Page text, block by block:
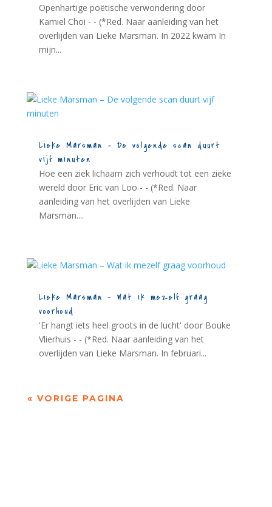
Openhartige poëtische verwondering door
Kamiel Choi - - (*Red. Naar aanleiding van het
overlijden van Lieke Marsman. In 2022 kwam In
mijn...
Lieke Marsman – De volgende scan duurt
vijf minuten
Hoe een ziek lichaam zich verhoudt tot een zieke
wereld door Eric van Loo - - (*Red. Naar
aanleiding van het overlijden van Lieke
Marsman....
Lieke Marsman – Wat ik mezelf graag
voorhoud
'Er hangt iets heel groots in de lucht' door Bouke
Vlierhuis - - (*Red. Naar aanleiding van het
overlijden van Lieke Marsman. In februari...
« VORIGE PAGINA